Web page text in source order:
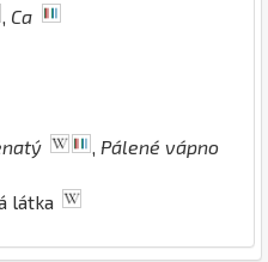
Ca
Pálené vápno
látka